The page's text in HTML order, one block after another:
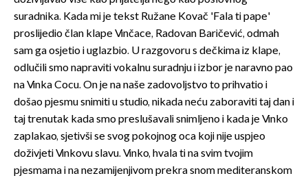
suradnika. Kada mi je tekst Ružane Kovač 'Fala ti pape'
proslijedio član klape Vinčace, Radovan Baričević, odmah
sam ga osjetio i uglazbio. U razgovoru s dečkima iz klape,
odlučili smo napraviti vokalnu suradnju i izbor je naravno pao
na Vinka Cocu. On je na naše zadovoljstvo to prihvatio i
došao pjesmu snimiti u studio, nikada neću zaboraviti taj dan i
taj trenutak kada smo preslušavali snimljeno i kada je Vinko
zaplakao, sjetivši se svog pokojnog oca koji nije uspjeo
doživjeti Vinkovu slavu. Vinko, hvala ti na svim tvojim
pjesmama i na nezamijenjivom prekra snom mediteranskom